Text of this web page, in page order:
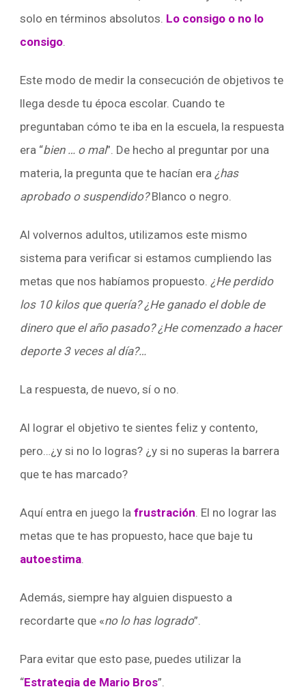
solo en términos absolutos. Lo consigo o no lo
consigo
Este modo de medir la consecución de objetivos te
llega desde tu época escolar. Cuando te
preguntaban cómo te iba en la escuela, la respuesta
era “bien … o mal”. De hecho al preguntar por una
materia, la pregunta que te hacían era ¿has
aprobado o suspendido?Blanco o negro.
Al volvernos adultos, utilizamos este mismo
sistema para verificar si estamos cumpliendo las
metas que nos habíamos propuesto. ¿He perdido
los 10 kilos que quería? ¿He ganado el doble de
dinero que el año pasado? ¿He comenzado a hacer
deporte 3 veces al día?…
La respuesta, de nuevo, sí o no.
Al lograr el objetivo te sientes feliz y contento,
pero…¿y si no lo logras? ¿y si no superas la barrera
que te has marcado?
Aquí entra en juego la frustración . El no lograr las
metas que te has propuesto, hace que baje tu
autoestima
Además, siempre hay alguien dispuesto a
recordarte que «no lo has logrado”.
Para evitar que esto pase, puedes utilizar la
“Estrategia de Mario Bros”.